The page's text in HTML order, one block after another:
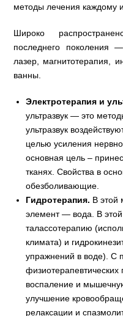
методы лечения каждому
Широко
последнего поколения —
лазер, магнитотерапия,
ванны.
Электротерапия и
ультразвук — это
ультразвук
целью усиления
основная цель –
тканях. Свойства в
обезболивающие.
Гидротерапия. В этой
элемент — вода. В
талассотерапию
климата) и
упражнений в воде). С
воспаление и
улучшение
релаксации и